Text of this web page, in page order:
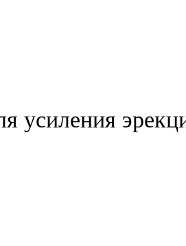
усиления